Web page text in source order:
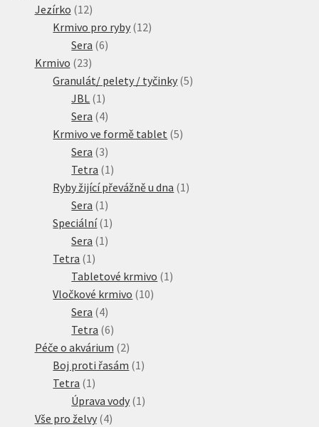
produktů
Jezírko 1212
produktů
Krmivo pro ryby 1212
Sera 66
Krmivo 2323
produktů
Granulát/ pelety / tyčinky 55
JBL 1 1
produkt
Sera 44
produkty
Krmivo ve formě tablet 55
Sera 33
produkty
Tetra 1 1
produkt
Ryby žijící převážně u dna 1 1
Sera 1 1
produkt
Speciální 1 1
Sera 1 1
Tetra 1 1
produkt
Tabletové krmivo 1 1
Vločkové krmivo 1010
Sera 44
produkty
Tetra 66
produktů
Péče o akvárium 22
produkty
Boj proti řasám 1 1
Tetra 1 1
produkt
Úprava vody 1 1
Vše pro želvy 44